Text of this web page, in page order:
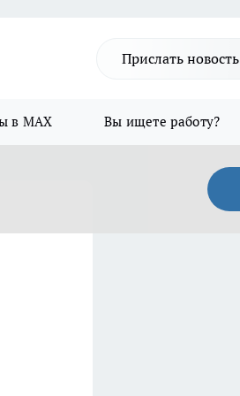
Прислать новость
в MAX Вы ищете работу?